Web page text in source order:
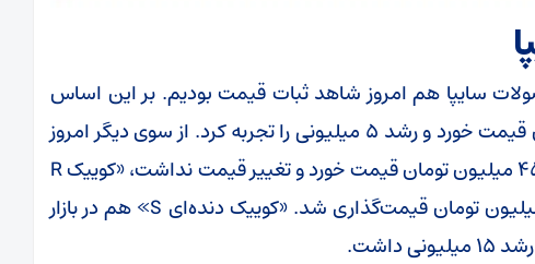
سایپا هم امروز شاهد ثبات قیمت بودیم. بر این اساس
«شاهین G» در بازار ۹۰۰ میلیون تومان قیمت خورد و رشد ۵ میلیونی را تجربه کرد. از سوی دیگر امروز
«کوییک‌ R دنده‌ای» مدل ۱۴۰۲ در بازار ۴۵۰ میلیون تومان قیمت خورد و تغییر قیمت نداشت، «کوییک‌ R
اتومات» هم در بازار بدون تغییر ۶۵۵ میلیون تومان قیمت‌گذاری شد. «کوییک دنده‌ای S» هم در بازار